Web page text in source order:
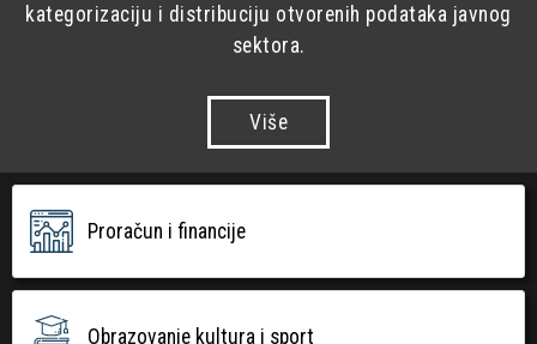
kategorizaciju i distribuciju otvorenih podataka javnog
sektora.
Više
Proračun i financije
Obrazovanje kultura i sport